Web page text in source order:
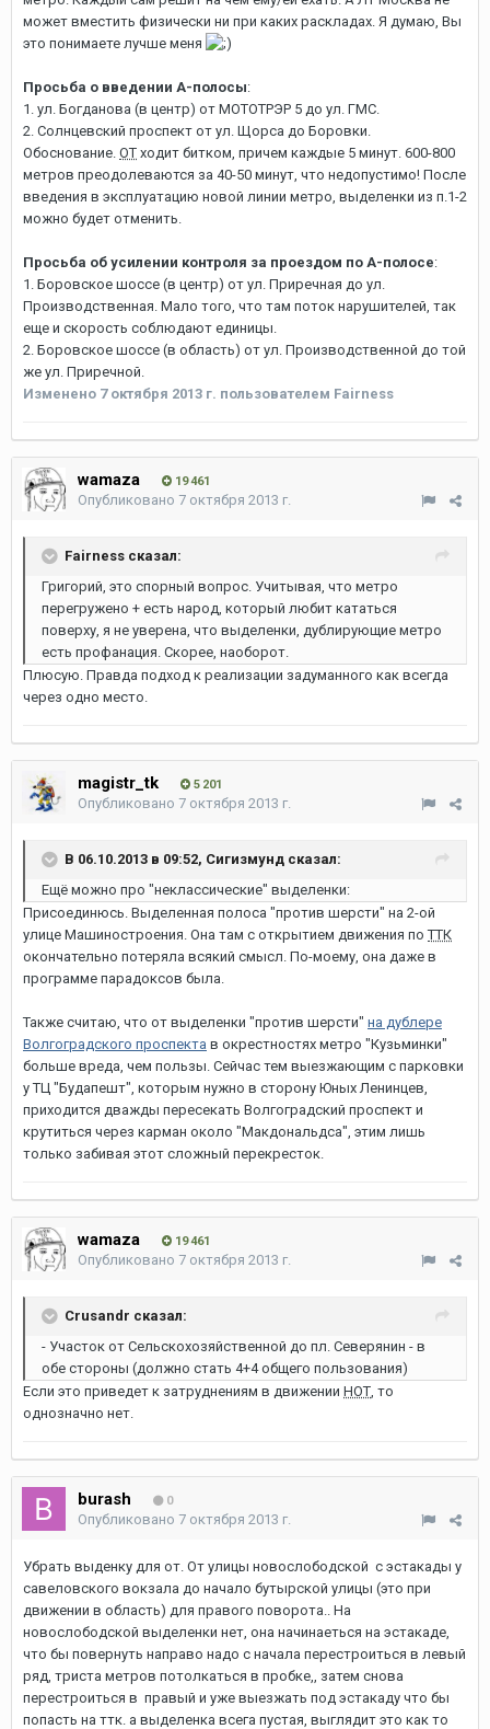
может вместить физически ни при каких раскладах. Я думаю, Вы
это понимаете лучше меня
Просьба о введении А-полосы:
1. ул. Богданова (в центр) от МОТОТРЭР 5 до ул. ГМС.
2. Солнцевский проспект от ул. Щорса до Боровки.
Обоснование. ОТ ходит битком, причем каждые 5 минут. 600-800
метров преодолеваются за 40-50 минут, что недопустимо! После
введения в эксплуатацию новой линии метро, выделенки из п.1-2
можно будет отменить.
Просьба об усилении контроля за проездом по А-полосе:
1. Боровское шоссе (в центр) от ул. Приречная до ул.
Производственная. Мало того, что там поток нарушителей, так
еще и скорость соблюдают единицы.
2. Боровское шоссе (в область) от ул. Производственной до той
же ул. Приречной.
Изменено 7 октября 2013 г. пользователем Fairness
wamaza 19 461
Опубликовано 7 октября 2013 г.
Fairness сказал:
Григорий, это спорный вопрос. Учитывая, что метро
перегружено + есть народ, который любит кататься
поверху, я не уверена, что выделенки, дублирующие метро
есть профанация. Скорее, наоборот.
Плюсую. Правда подход к реализации задуманного как всегда
через одно место.
magistr_tk 5 201
Опубликовано 7 октября 2013 г.
В 06.10.2013 в 09:52, Сигизмунд сказал:
Ещё можно про "неклассические" выделенки:
Присоединюсь. Выделенная полоса "против шерсти" на 2-ой
улице Машиностроения. Она там с открытием движения поТТК
окончательно потеряла всякий смысл. По-моему, она даже в
программе парадоксов была.
Также считаю, что от выделенки "против шерсти" на дублере
Волгоградского проспекта в окрестностях метро "Кузьминки"
больше вреда, чем пользы. Сейчас тем выезжающим с парковки
у ТЦ "Будапешт", которым нужно в сторону Юных Ленинцев,
приходится дважды пересекать Волгоградский проспект и
крутиться через карман около "Макдональдса", этим лишь
только забивая этот сложный перекресток.
wamaza 19 461
Опубликовано 7 октября 2013 г.
Crusandr сказал:
- Участок от Сельскохозяйственной до пл. Северянин - в
обе стороны (должно стать 4+4 общего пользования)
Если это приведет к затруднениям в движении НОТ, то
однозначно нет.
burash 0
Опубликовано 7 октября 2013 г.
Убрать выденку для от. От улицы новослободской с эстакады у
савеловского вокзала до начало бутырской улицы (это при
движении в область) для правого поворота.. На
новослободской выделенки нет, она начинаеться на эстакаде,
что бы повернуть направо надо с начала перестроиться в левый
ряд, триста метров потолкаться в пробке,, затем снова
перестроиться в правый и уже выезжать под эстакаду что бы
попасть на ттк. а выделенка всега пустая, выглядит это как то